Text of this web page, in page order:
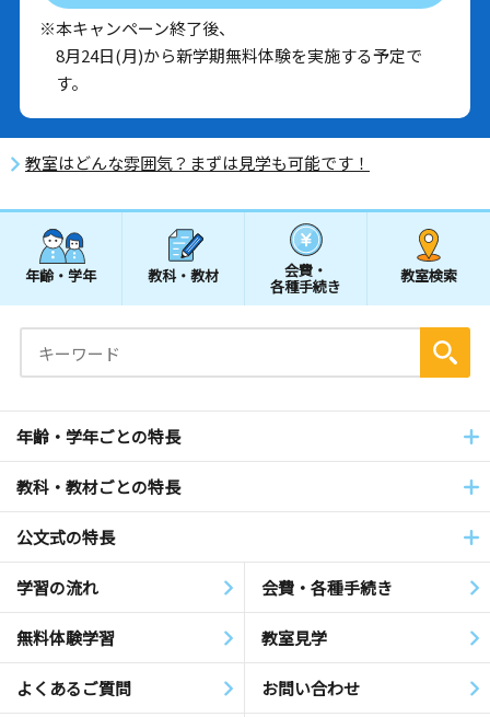
※本キャンペーン終了後、
8月24日(月)から新学期無料体験を実施する予定で
す。
教室はどんな雰囲気？まずは見学も可能です！
年齢・学年 教科・教材 会費・
各種手続き
教室検索
年齢・学年ごとの特長
教科・教材ごとの特長
公文式の特長
学習の流れ 会費・各種手続き
無料体験学習 教室見学
よくあるご質問 お問い合わせ